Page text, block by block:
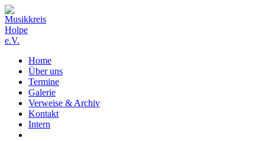
Zum
Inhalt
springen
Home
Über uns
Termine
Galerie
Verweise & Archiv
Kontakt
Intern